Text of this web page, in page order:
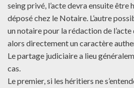
seing privé, l’acte devra ensuite
déposé chez le Notaire. L’autre
un notaire pour la rédaction de
alors directement un caractère
Le partage judiciaire a lieu
cas.
Le premier, si les héritiers ne